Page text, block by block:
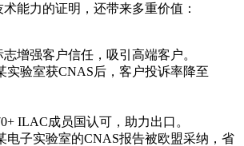
能力的证明，还带来多重价值：
增强客户信任，吸引高端客户。
实验室获CNAS后，客户投诉率降至
ILAC成员国认可，助力出口。
电子实验室的CNAS报告被欧盟采纳，省